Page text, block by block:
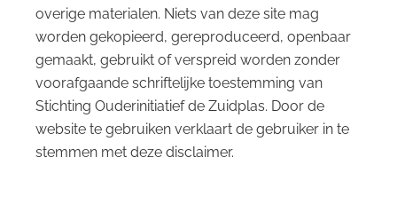
overige materialen. Niets van deze site mag
worden gekopieerd, gereproduceerd, openbaar
gemaakt, gebruikt of verspreid worden zonder
voorafgaande schriftelijke toestemming van
Stichting Ouderinitiatief de Zuidplas. Door de
website te gebruiken verklaart de gebruiker in te
stemmen met deze disclaimer.